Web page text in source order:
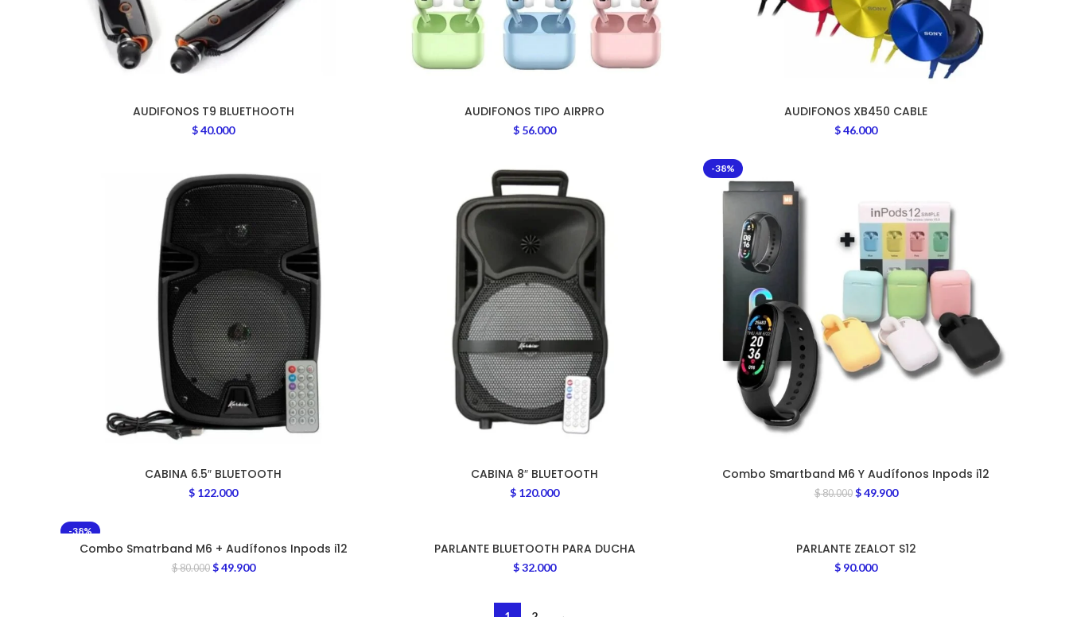
AUDIFONOS T9 BLUETHOOTH
$40.000
AUDIFONOS TIPO AIRPRO
$ 56.000
AUDIFONOS XB450 CABLE
$46.000
CABINA 6.5″ BLUETOOTH
$ 122.000
CABINA 8″ BLUETOOTH
$ 120.000
-38%
Combo Smartband M6 Y Audífonos Inpods i12
$80.000 $49.900
-38%
Combo Smatrband M6 + Audífonos Inpods i12
$80.000 $49.900
PARLANTE BLUETOOTH PARA DUCHA
$32.000
PARLANTE ZEALOT S12
$ 90.000